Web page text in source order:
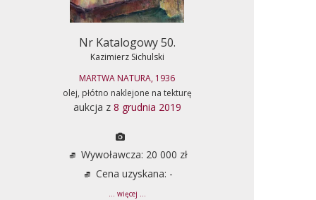
Nr Katalogowy 50.
Kazimierz Sichulski
MARTWA NATURA, 1936
olej, płótno naklejone na tekturę
aukcja z 8 grudnia 2019
Wywoławcza: 20 000 zł
Cena uzyskana: -
... więcej ...